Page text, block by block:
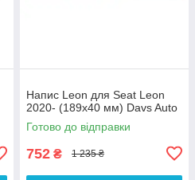
Напис Leon для Seat Leon
2020- (189х40 мм) Davs Auto
Готово до відправки
752 ₴ 1 235 ₴